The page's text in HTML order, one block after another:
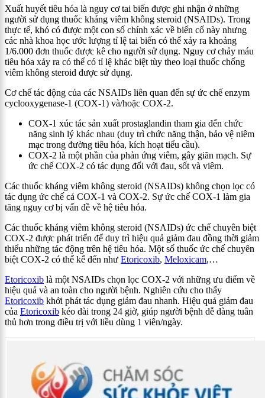
Xuất huyết tiêu hóa là nguy cơ tai biến được ghi nhận ở những
người sử dụng thuốc kháng viêm không steroid (NSAIDs). Trong
thực tế, khó có được một con số chính xác về biến cố này nhưng
các nhà khoa học ước lượng tỉ lệ tai biến có thể xảy ra khoảng
1/6.000 đơn thuốc được kê cho người sử dụng. Nguy cơ chảy máu
tiêu hóa xảy ra có thể có tỉ lệ khác biệt tùy theo loại thuốc chống
viêm không steroid được sử dụng.
Cơ chế tác động của các NSAIDs liên quan đến sự ức chế enzym
cyclooxygenase-1 (COX-1) và/hoặc COX-2.
COX-1 xúc tác sản xuất prostaglandin tham gia đến chức
năng sinh lý khác nhau (duy trì chức năng thận, bảo vệ niêm
mạc trong đường tiêu hóa, kích hoạt tiểu cầu).
COX-2 là một phần của phản ứng viêm, gây giãn mạch. Sự
ức chế COX-2 có tác dụng đối với đau, sốt và viêm.
Các thuốc kháng viêm không steroid (NSAIDs) không chọn lọc có
tác dụng ức chế cả COX-1 và COX-2. Sự ức chế COX-1 làm gia
tăng nguy cơ bị vấn đề về hệ tiêu hóa.
Các thuốc kháng viêm không steroid (NSAIDs) ức chế chuyên biệt
COX-2 được phát triển để duy trì hiệu quả giảm đau đồng thời giảm
thiểu những tác động trên hệ tiêu hóa. Một số thuốc ức chế chuyên
biệt COX-2 có thể kể đến như Etoricoxib, Meloxicam,…
Etoricoxib là một NSAIDs chọn lọc COX-2 với những ưu điểm về
hiệu quả và an toàn cho người bệnh. Nghiên cứu cho thấy
Etoricoxib khởi phát tác dụng giảm đau nhanh. Hiệu quả giảm đau
của Etoricoxib kéo dài trong 24 giờ, giúp người bệnh dễ dàng tuân
thủ hơn trong điều trị với liều dùng 1 viên/ngày.